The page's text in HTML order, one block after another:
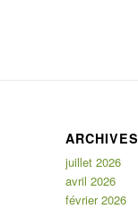
ARCHIVES
juillet 2026
avril 2026
février 2026